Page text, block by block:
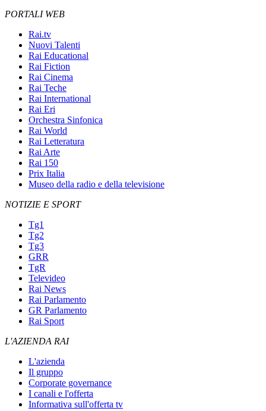
PORTALI WEB
Rai.tv
Nuovi Talenti
Rai Educational
Rai Fiction
Rai Cinema
Rai Teche
Rai International
Rai Eri
Orchestra Sinfonica
Rai World
Rai Letteratura
Rai Arte
Rai 150
Prix Italia
Museo della radio e della televisione
NOTIZIE E SPORT
Tg1
Tg2
Tg3
GRR
TgR
Televideo
Rai News
Rai Parlamento
GR Parlamento
Rai Sport
L'AZIENDA RAI
L'azienda
Il gruppo
Corporate governance
I canali e l'offerta
Informativa sull'offerta tv